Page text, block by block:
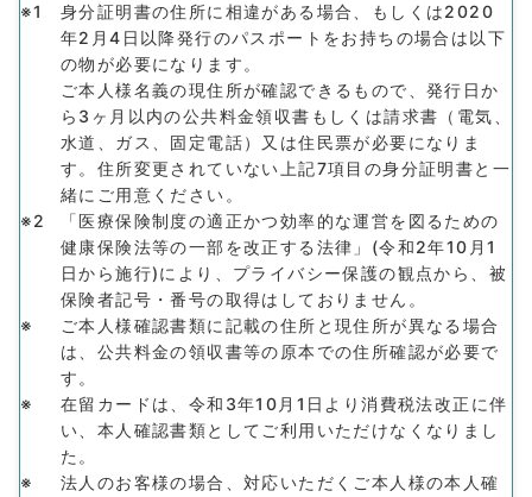
身分証明書の住所に相違がある場合、もしくは2020
年2月4日以降発行のパスポートをお持ちの場合は以下
の物が必要になります。
ご本人様名義の現住所が確認できるもので、発行日か
ら3ヶ月以内の公共料金領収書もしくは請求書（電気、
水道、ガス、固定電話）又は住民票が必要になりま
す。住所変更されていない上記7項目の身分証明書と一
緒にご用意ください。
「医療保険制度の適正かつ効率的な運営を図るための
健康保険法等の⼀部を改正する法律」(令和2年10⽉1
⽇から施⾏)により、プライバシー保護の観点から、被
保険者記号・番号の取得はしておりません。
ご本⼈様確認書類に記載の住所と現住所が異なる場合
は、公共料⾦の領収書等の原本での住所確認が必要で
す。
在留カードは、令和3年10⽉1⽇より消費税法改正に伴
い、本⼈確認書類としてご利⽤いただけなくなりまし
た。
法⼈のお客様の場合、対応いただくご本⼈様の本⼈確